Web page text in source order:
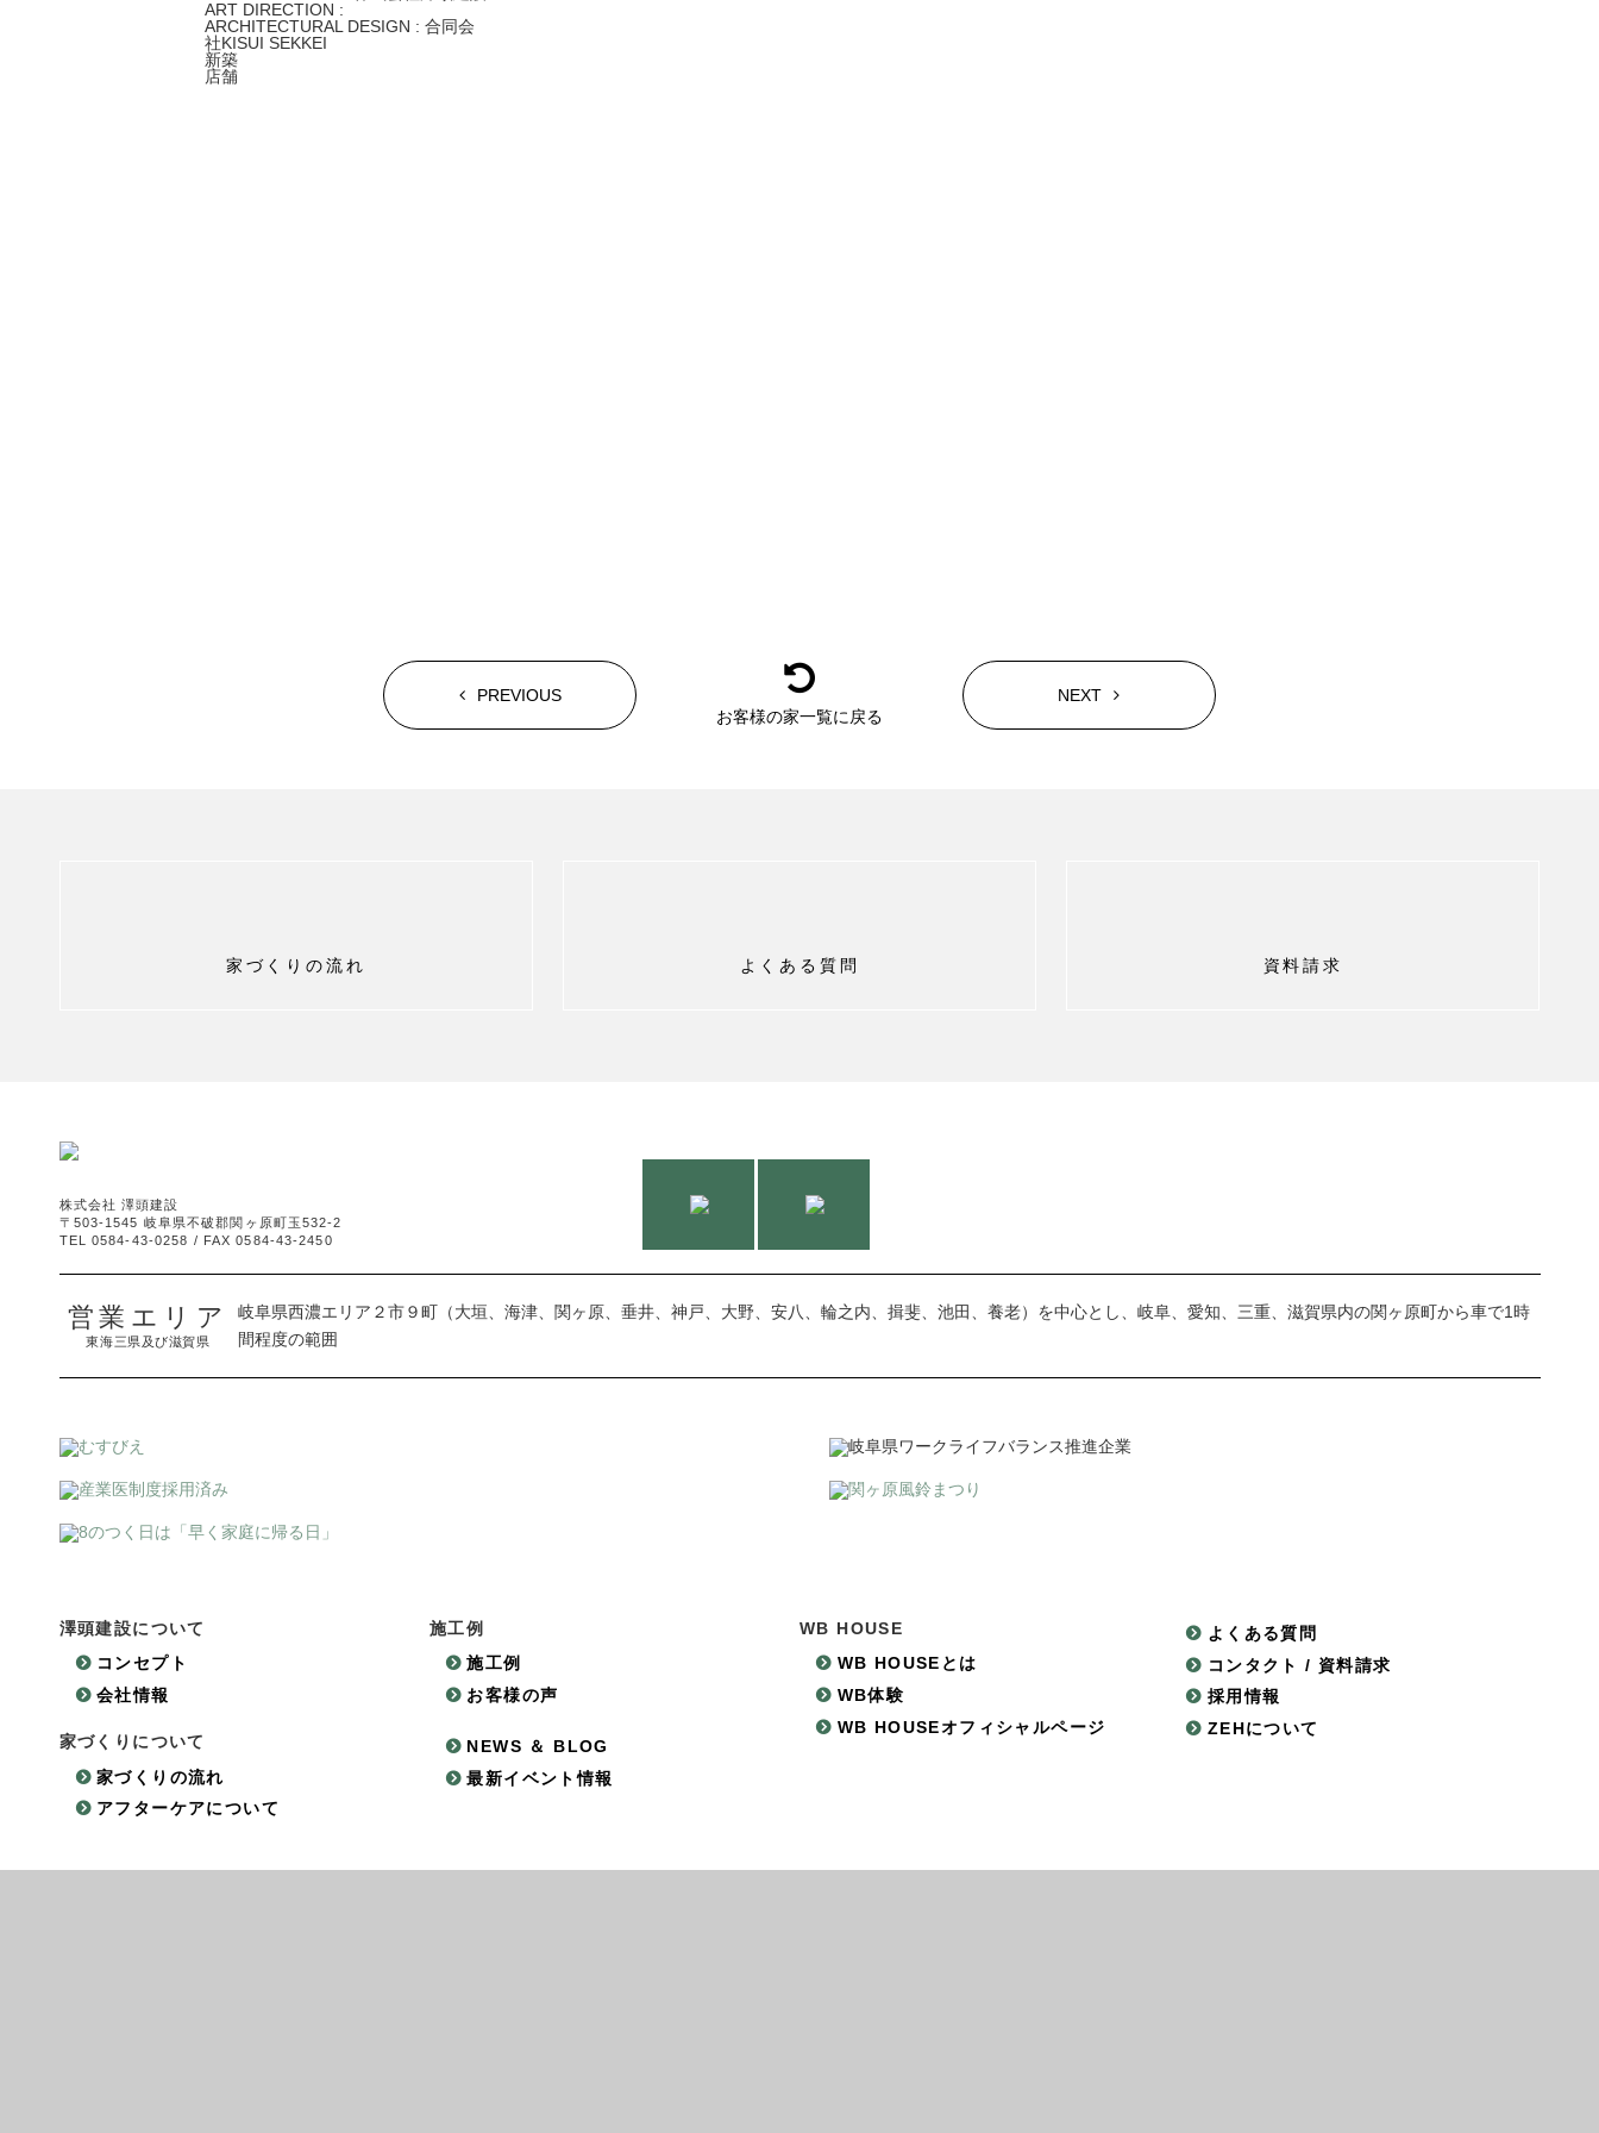
ART DIRECTION :
ARCHITECTURAL DESIGN : 合同会
社KISUI SEKKEI
新築
店舗
PREVIOUS
お客様の家一覧に戻る
NEXT
家づくりの流れ よくある質問 資料請求
株式会社 澤頭建設
〒503-1545 岐阜県不破郡関ヶ原町玉532-2
TEL 0584-43-0258 / FAX 0584-43-2450
営業エリア
東海三県及び滋賀県
岐阜県西濃エリア２市９町（大垣、海津、関ヶ原、垂井、神戸、大野、安八、輪之内、揖斐、池田、養老）を中心とし、岐阜、愛知、三重、滋賀県内の関ヶ原町から車で1時
間程度の範囲
澤頭建設について
コンセプト
会社情報
家づくりについて
家づくりの流れ
アフターケアについて
施工例
施工例
お客様の声
NEWS ＆ BLOG
最新イベント情報
WB HOUSE
WB HOUSEとは
WB体験
WB HOUSEオフィシャルページ
よくある質問
コンタクト / 資料請求
採用情報
ZEHについて